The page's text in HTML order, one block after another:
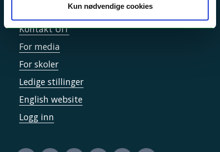
Kun nødvendige cookies
Kontakt UiT
For media
For skoler
Ledige stillinger
English website
Logg inn